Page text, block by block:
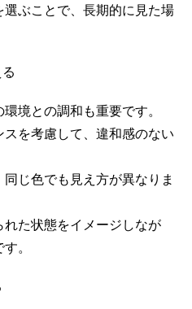
ぶことで、長期的に見た場
境との調和も重要です。
を考慮して、違和感のない
じ色でも見え方が異なりま
た状態をイメージしなが
。